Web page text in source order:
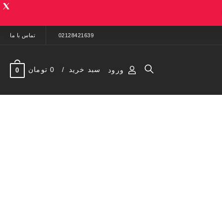
02128421639 تماس با ما
ورود سبد خرید 0 تومان 0